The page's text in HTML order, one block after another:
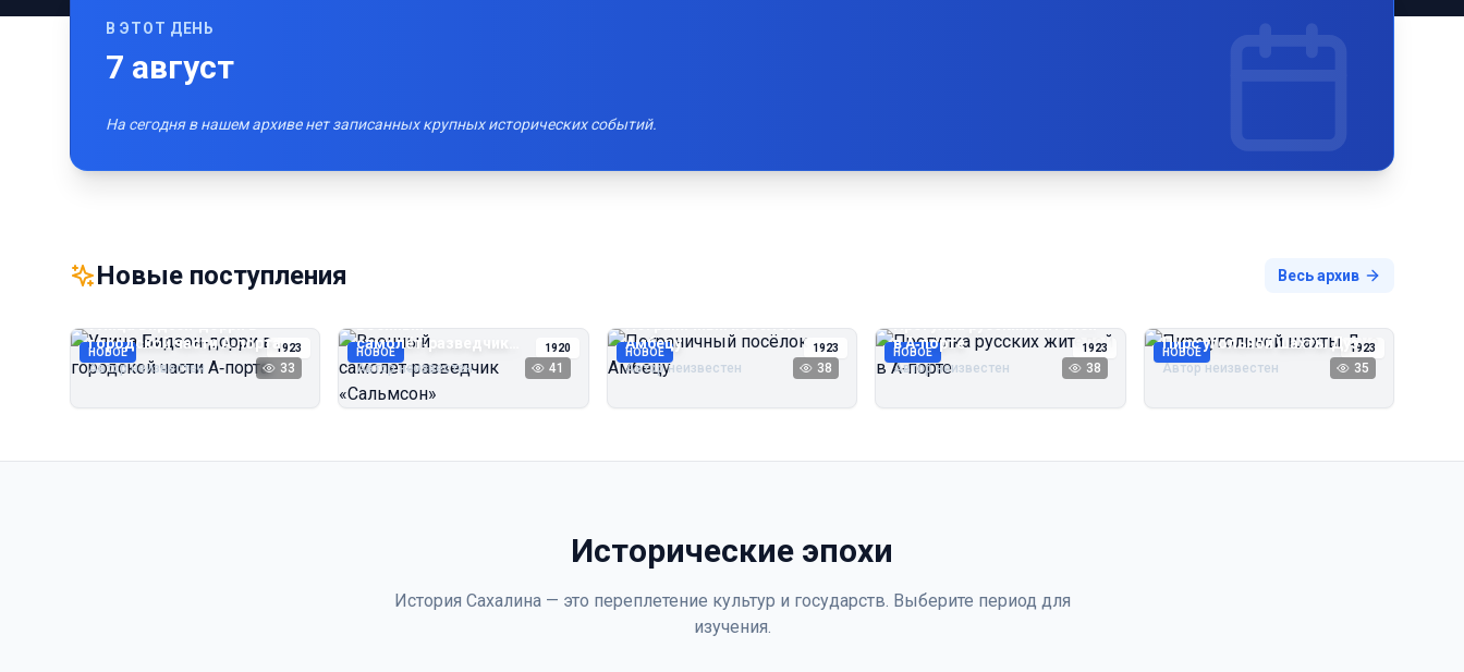
В ЭТОТ ДЕНЬ
7 август
На сегодня в нашем архиве нет записанных крупных исторических событий.
Новые поступления Весь архив
НОВОЕ 1923
Улица Бидзэн‑дорри в
городской части А‑порта
Автор неизвестен 33
НОВОЕ 1920
Военный
самолёт‑разведчик
«Сальмсон»
Автор неизвестен 41
НОВОЕ 1923
Пограничный посёлок
Амбецу
Автор неизвестен 38
НОВОЕ 1923
Прогулка русских жителей
в А‑порте
Автор неизвестен 38
НОВОЕ 1923
Пирс угольной шахты Дуэ
Автор неизвестен 35
Исторические эпохи
История Сахалина — это переплетение культур и государств. Выберите период для
изучения.